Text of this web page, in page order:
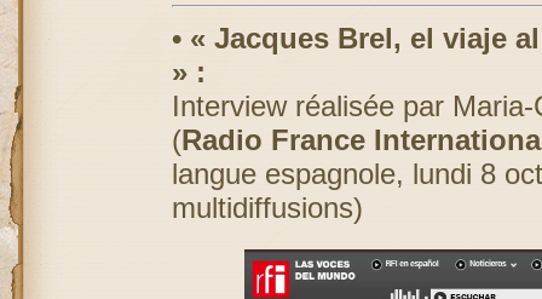
• « Jacques Brel, el viaje
» :
Interview réalisée par
(Radio France
langue espagnole, lundi 8
multidiffusions)